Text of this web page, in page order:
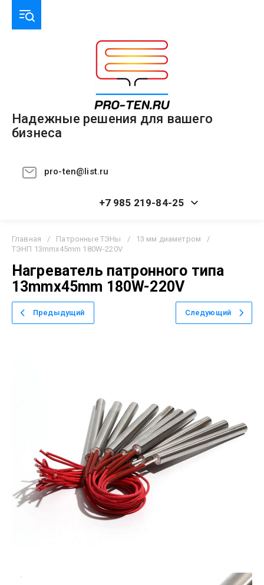
Надежные решения для вашего
бизнеса
pro-ten@list.ru
+7 985 219-84-25
Главная / Патронные ТЭНы / 13 мм диаметром
/
ТЭНП 13mmx45mm 180W-220V
Нагреватель патронного типа
13mmx45mm 180W-220V
Предыдущий Следующий